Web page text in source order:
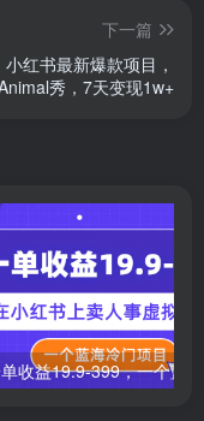
下一篇
小红书最新爆款项目，
秀，7天变现1w+